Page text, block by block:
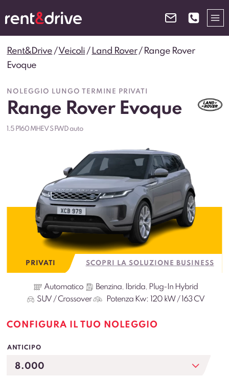
al
contenuto
Rent&Drive /Veicoli / Land Rover/ Range Rover
Evoque
NOLEGGIO LUNGO TERMINE PRIVATI
Range Rover Evoque
1.5 P160 MHEV S FWD auto
PRIVATI SCOPRI LA SOLUZIONE BUSINESS
Automatico Benzina, Ibrida, Plug-In Hybrid
SUV / Crossover
Potenza Kw: 120 kW / 163 CV
CONFIGURA IL TUO NOLEGGIO
ANTICIPO